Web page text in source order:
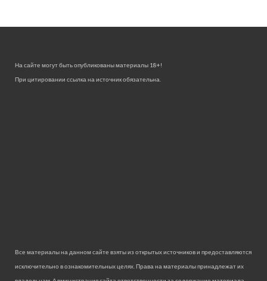
На сайте могут быть опубликованы материалы 18+!
При цитировании ссылка на источник обязательна.
Все материалы на данном сайте взяты из открытых источников и предоставляются
исключительно в ознакомительных целях. Права на материалы принадлежат их